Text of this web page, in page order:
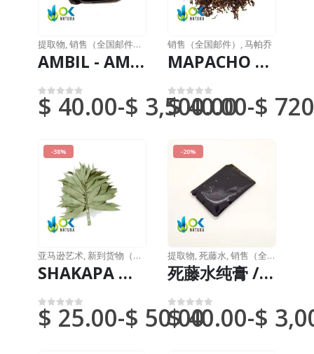
提取物,销售（全国邮件） 马帕乔
AMBIL - AMPIRI 粘贴 / 10克/1公斤 - (Mapacho 摘录) - 100% 纯正强力膏状提取物
0满分 5 分
$ 40.00-$ 3,500.00
销售（全国邮件） ,马帕乔
MAPACHO 粉碎（Nicotiana Rústica）天然新鲜亚马逊植物
0满分 5 分
$40.00-$
-38%
亚马逊艺术, 新到货物（DHL 或联邦快递）
SHAKAPA 或 CHAKAPA - 传统萨满净化死藤水仪式器具
0满分 5 分
$ 25.00-$ 50.00
-20%
提取物,死藤水,销售（全国邮件）
死藤水纯膏 / 10克，每公斤 / - (Banisteriopsis caapi) / 死藤水藤 - Yage - 100% 纯
0满分 5 分
$40.00-$